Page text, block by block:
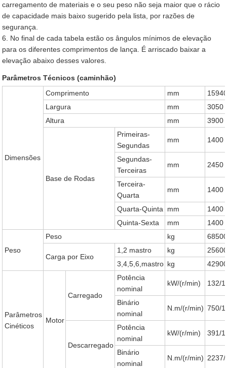
carregamento de materiais e o seu peso não seja maior que o rácio
de capacidade mais baixo sugerido pela lista, por razões de
segurança.
6. No final de cada tabela estão os ângulos mínimos de elevação
para os diferentes comprimentos de lança. É arriscado baixar a
elevação abaixo desses valores.
Parâmetros Técnicos (caminhão)
Dimensões
Comprimento mm
Largura
mm
3050
Altura
mm 3900
Base de Rodas
Primeiras-
Segundas
mm 1400
Segundas-
Terceiras
mm 2450
Terceira-
Quarta
mm 1400
Quarta-Quinta mm
1400
Quinta-Sexta
mm 1400
Peso
Peso kg
Carga por Eixo
1,2 mastro kg
3,4,5,6,mastro kg
Parâmetros
Cinéticos
Motor
Carregado
Potência
nominal
kW/(r/min) 132/
Binário
nominal
N.m/(r/min) 750/
Descarregado
Potência
nominal
kW/(r/min) 391/
Binário
nominal
N.m/(r/min)